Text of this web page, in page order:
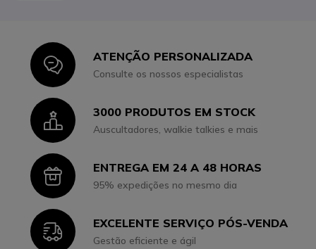
IconATENÇÃO PERSONALIZADA
Consulte os nossos especialistas
Icon3000 PRODUTOS EM STOCK
Auscultadores, walkie talkies e mais
IconENTREGA EM 24 A 48 HORAS
95% expedições no mesmo dia
IconEXCELENTE SERVIÇO PÓS-VENDA
Gestão eficiente e ágil